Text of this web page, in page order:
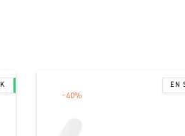
-40%